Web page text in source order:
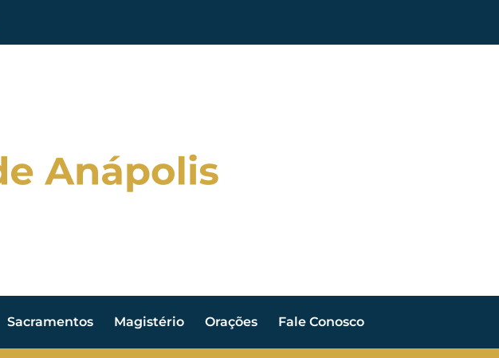
Sacramentos Magistério Orações Fale Conosco